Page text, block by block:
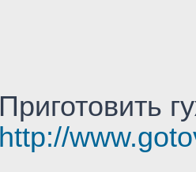
Приготовить
http://